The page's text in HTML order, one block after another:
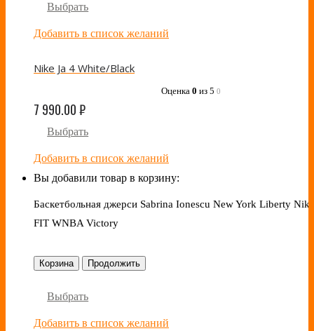
Выбрать
Добавить в список желаний
Nike Ja 4 White/Black
Оценка 0 из 5 0
7 990.00₽
Выбрать
Добавить в список желаний
Вы добавили товар в корзину:
Баскетбольная джерси Sabrina Ionescu New York Liberty
FIT WNBA Victory
Корзина Продолжить
Выбрать
Добавить в список желаний